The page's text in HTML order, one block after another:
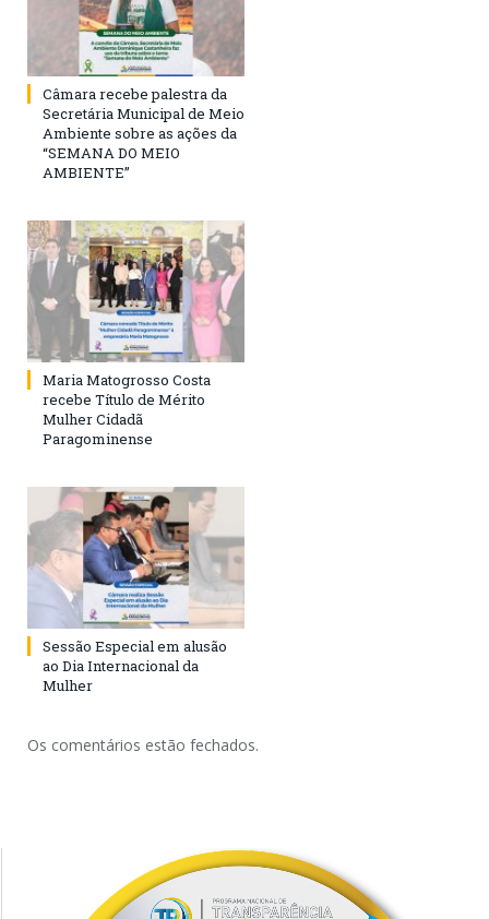
Câmara recebe palestra da
Secretária Municipal de Meio
Ambiente sobre as ações da
“SEMANA DO MEIO
AMBIENTE”
Maria Matogrosso Costa
recebe Título de Mérito
Mulher Cidadã
Paragominense
Sessão Especial em alusão
ao Dia Internacional da
Mulher
Os comentários estão fechados.